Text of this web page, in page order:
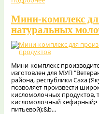
Мини-комплекс
натуральных
Мини-комплекс
изготовлен для МУП
района, республики Саха
позволяет произвести
кисломолочных продуктов,
кисломолочный
питьевой);&b...